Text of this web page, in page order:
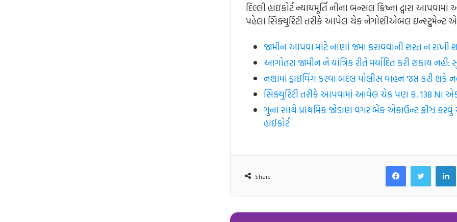
દિલ્લી હાઇકોર્ટ ન્યાયમૂર્તિ નીના બન્સલ ક્રિષ્ના દ્વારા
પહેલા સિક્યુરિટી તરીકે આપેલ ચેક નેગોશીએબલ ઇન્સ્ટ્રુમેન્ટ
જામીન આપવા માટે નાણાં જમા કરાવવાની શરત ન રાખી
આગોતરા જામીન ને યાંત્રિક રીતે મર્યાદિત કરી શકાય નહીં:
નશામાં ડ્રાઇવિંગ કરવા બદલ પોલીસ વાહન જપ્ત કરી શકે
સિક્યુરિટી તરીકે આપવામાં આવેલ ચેક પણ ક. 138 NI એક્ટ
ગુના સાથે પ્રાથમિક જોડાણ વગર બેંક એકાઉન્ટ ફ્રીઝ
હાઈકોર્ટ
Share
Facebook